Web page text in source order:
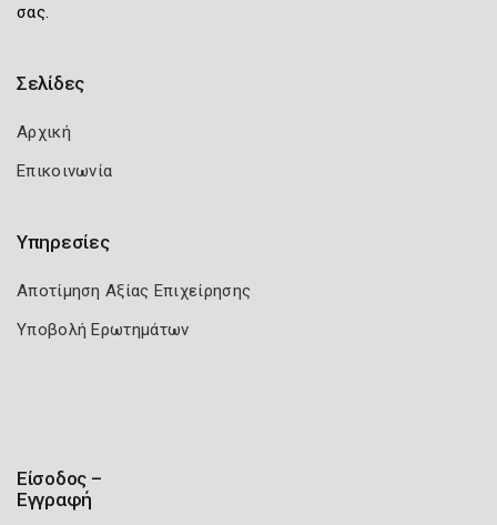
σας.
Σελίδες
Αρχική
Επικοινωνία
Υπηρεσίες
Αποτίμηση Αξίας Επιχείρησης
Υποβολή Ερωτημάτων
Είσοδος –
Εγγραφή